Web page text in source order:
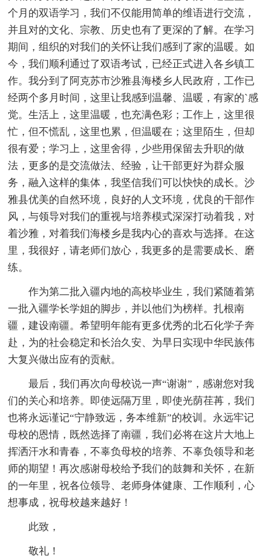
个月的双语学习，我们不仅能用简单的维语进行交流，
并且对的文化、宗教、历史也有了更深的了解。在学习
期间，组织的对我们的关怀让我们感到了家的温暖。如
今，我们顺利通过了双语考试，已经正式进入各乡镇工
作。我分到了阿克苏市沙雅县海楼乡人民政府，工作已
经两个多月时间，这里让我感到温馨、温暖，有家的`感
觉。生活上，这里温暖，也充满色彩；工作上，这里很
忙，但不慌乱，这里也累，但温暖在；这里陌生，但却
很有爱；学习上，这里舍得，少些用保留去升职的做
法，更多的是交流做法、经验，让干部更好为群众服
务，融入这样的集体，我坚信我们可以快快的成长。沙
雅县优美的自然环境，良好的人文环境，优良的干部作
风，与领导对我们的重视与培养模式深深打动着我，对
着沙雅，对着我们海楼乡是我内心的喜欢与选择。在这
里，我很好，请老师们放心，我更多的是需要成长、磨
练。
作为第二批入疆内地的高校毕业生，我们紧随着第
一批入疆学长学姐的脚步，并以他们为榜样。扎根南
疆，建设南疆。希望明年能有更多优秀的北石化学子奔
赴，为的社会稳定和长治久安、为早日实现中华民族伟
大复兴做出应有的贡献。
最后，我们再次向母校说一声“谢谢”，感谢您对我
们的关心和培养。即使远隔万里，即使光荫荏苒，我们
也将永远谨记“宁静致远，务本维新”的校训。永远牢记
母校的恩情，既然选择了南疆，我们必将在这片大地上
挥洒汗水和青春，不辜负母校的培养、不辜负领导和老
师的期望！再次感谢母校给予我们的鼓舞和关怀，在新
的一年里，祝各位领导、老师身体健康、工作顺利，心
想事成，祝母校越来越好！
此致，
敬礼！